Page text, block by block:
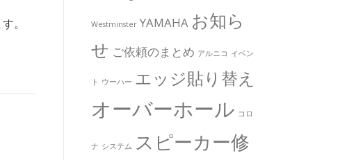
。
Westminster YAMAHA お知ら
せ ご依頼のまとめ アルニコ イベン
ト ウーハー エッジ貼り替え
オーバーホール コロ
ナ システム スピーカー修